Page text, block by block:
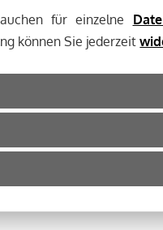
für einzelne
können Sie jederzeit